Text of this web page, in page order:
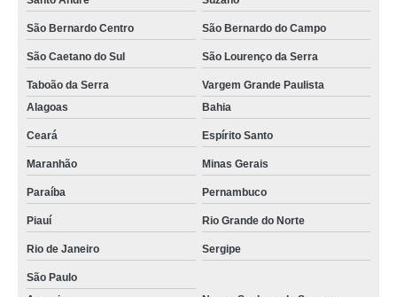
São Bernardo Centro São Bernardo do Campo
São Caetano do Sul São Lourenço da Serra
Taboão da Serra
Vargem Grande Paulista
Alagoas
Bahia
Ceará Espírito Santo
Maranhão Minas Gerais
Paraíba Pernambuco
Piauí Rio Grande do Norte
Rio de Janeiro Sergipe
São Paulo